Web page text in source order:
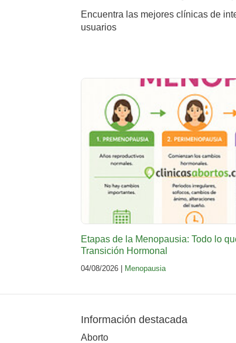
Encuentra las mejores clínicas de
usuarios
Etapas de la Menopausia: Todo lo
Transición Hormonal
04/08/2026 | Menopausia
Información destacada
Aborto